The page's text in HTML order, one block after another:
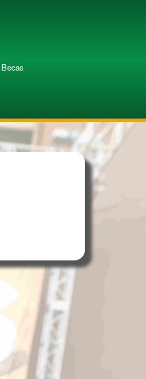
Becas